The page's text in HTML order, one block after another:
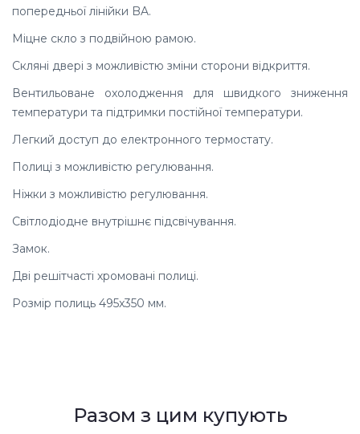
попередньої лінійки BA.
Міцне скло з подвійною рамою.
Cкляні двері з можливістю зміни сторони відкриття.
Вентильоване охолодження для швидкого зниження
температури та підтримки постійної температури.
Легкий доступ до електронного термостату.
Полиці з можливістю регулювання.
Ніжки з можливістю регулювання.
Світлодіодне внутрішнє підсвічування.
Замок.
Дві решітчасті хромовані полиці.
Розмір полиць 495x350 мм.
Разом з цим купують